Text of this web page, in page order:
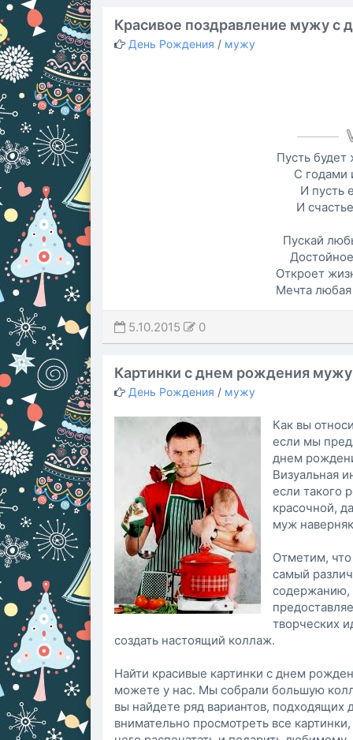
Красивое поздравление мужу с
День Рождения / мужу
Пусть будет
С годами
И пусть
И
Пускай
Откроет
Мечта
5.10.2015 0
Картинки с днем рождения мужу
День Рождения / мужу
Как вы
если мы
днем
Визуальная
если такого
красочной,
муж
Отметим,
самый
содержанию,
творческих
создать настоящий коллаж.
Найти красивые картинки с днем
можете у нас. Мы собрали большую
вы найдете ряд вариантов, подходящих
внимательно просмотреть все